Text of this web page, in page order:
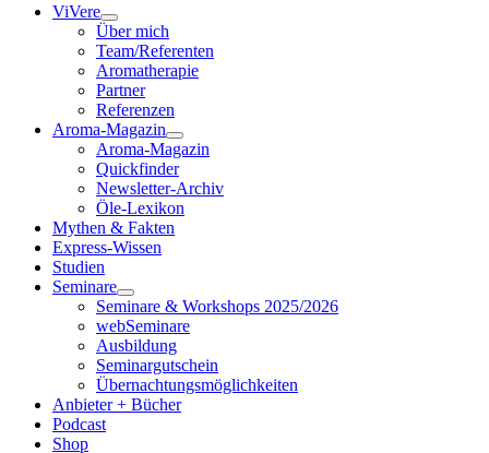
ViVere
Über mich
Team/Referenten
Aromatherapie
Partner
Referenzen
Aroma-Magazin
Aroma-Magazin
Quickfinder
Newsletter-Archiv
Öle-Lexikon
Mythen & Fakten
Express-Wissen
Studien
Seminare
Seminare & Workshops 2025/2026
webSeminare
Ausbildung
Seminargutschein
Übernachtungsmöglichkeiten
Anbieter + Bücher
Podcast
Shop